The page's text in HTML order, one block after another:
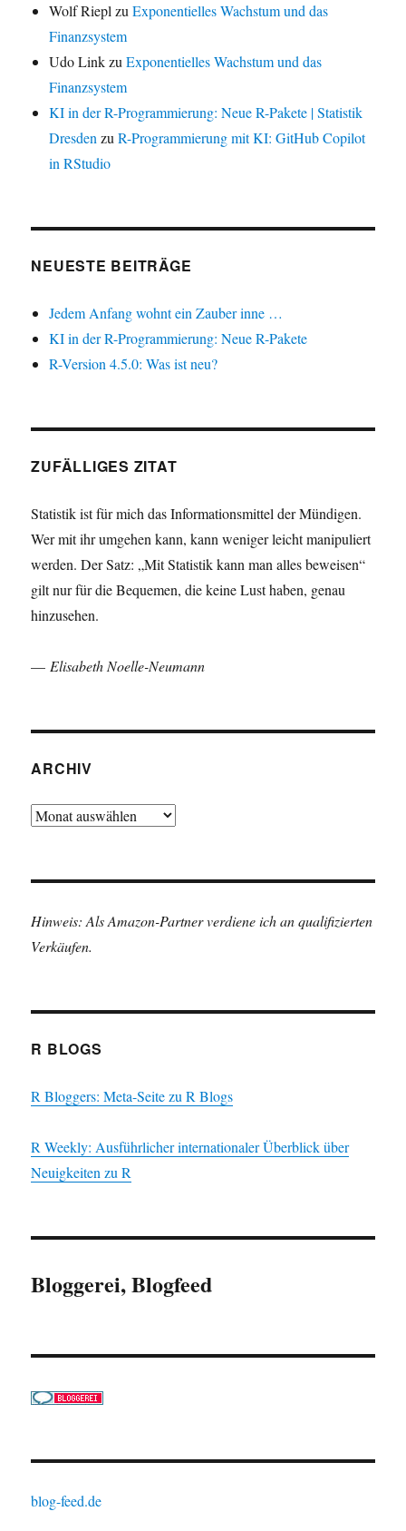
Wolf RieplzuExponentielles Wachstum und das
Finanzsystem
Udo LinkzuExponentielles Wachstum und das
Finanzsystem
KI in der R-Programmierung: Neue R-Pakete | Statistik
DresdenzuR-Programmierung mit KI: GitHub Copilot
in RStudio
NEUESTE BEITRÄGE
Jedem Anfang wohnt ein Zauber inne …
KI in der R-Programmierung: Neue R-Pakete
R-Version 4.5.0: Was ist neu?
ZUFÄLLIGES ZITAT
Statistik ist für mich das Informationsmittel der Mündigen.
Wer mit ihr umgehen kann, kann weniger leicht manipuliert
werden. Der Satz: „Mit Statistik kann man alles beweisen“
gilt nur für die Bequemen, die keine Lust haben, genau
hinzusehen.
—Elisabeth Noelle-Neumann
ARCHIV
Archiv
Hinweis: Als Amazon-Partner verdiene ich an qualifizierten
Verkäufen.
R BLOGS
R Bloggers: Meta-Seite zu R Blogs
R Weekly: Ausführlicher internationaler Überblick über
Neuigkeiten zu R
Bloggerei, Blogfeed
blog-feed.de